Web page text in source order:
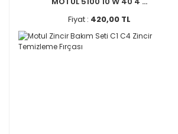
Fiyat : 420,00 TL